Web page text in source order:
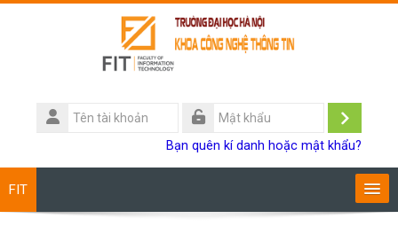
Tên
tài
Đăng
Bạn quên kí danh hoặc mật khẩu?
FIT